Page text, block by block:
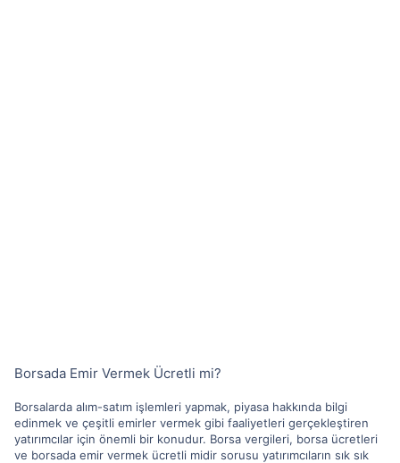
Borsada Emir Vermek Ücretli mi?
Borsalarda alım-satım işlemleri yapmak, piyasa hakkında bilgi
edinmek ve çeşitli emirler vermek gibi faaliyetleri gerçekleştiren
yatırımcılar için önemli bir konudur. Borsa vergileri, borsa ücretleri
ve borsada emir vermek ücretli midir sorusu yatırımcıların sık sık